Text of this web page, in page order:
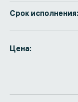
Срок исполнения:
Цена: